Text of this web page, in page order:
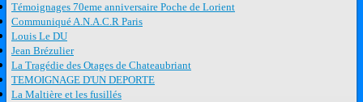
Témoignages 70eme anniversaire Poche de Lorient
Communiqué A.N.A.C.R Paris
Louis Le DU
Jean Brézulier
La Tragédie des Otages de Chateaubriant
TEMOIGNAGE D'UN DEPORTE
La Maltière et les fusillés